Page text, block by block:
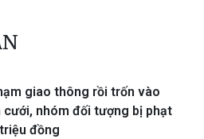
giao thông rồi trốn vào
cưới, nhóm đối tượng bị phạt
đồng